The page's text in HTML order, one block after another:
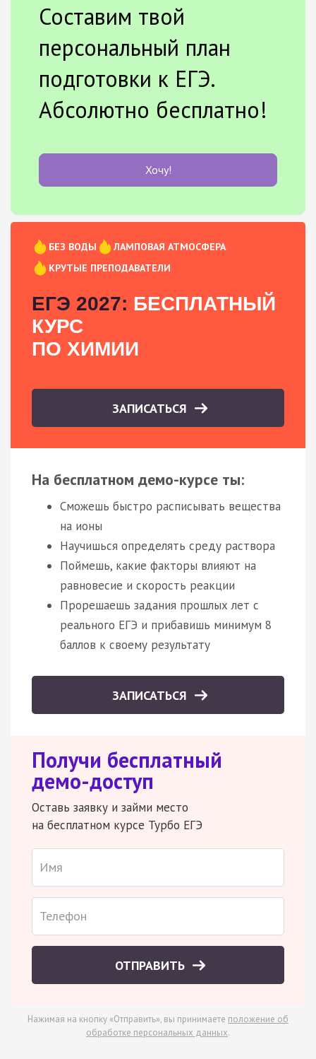
Составим твой
персональный план
подготовки к ЕГЭ.
Абсолютно бесплатно!
Хочу!
БЕЗ ВОДЫ
ЛАМПОВАЯ АТМОСФЕРА
КРУТЫЕ ПРЕПОДАВАТЕЛИ
ЕГЭ 2027: БЕСПЛАТНЫЙ
КУРС
ПО ХИМИИ
ЗАПИСАТЬСЯ
На бесплатном демо-курсе ты:
Сможешь быстро расписывать вещества
на ионы
Научишься определять среду раствора
Поймешь, какие факторы влияют на
равновесие и скорость реакции
Прорешаешь задания прошлых лет с
реального ЕГЭ и прибавишь минимум 8
баллов к своему результату
ЗАПИСАТЬСЯ
Получи бесплатный
демо-доступ
Оставь заявку и займи место
на бесплатном курсе Турбо ЕГЭ
ОТПРАВИТЬ
Нажимая на кнопку «Отправить», вы принимаете положение об
обработке персональных данных.